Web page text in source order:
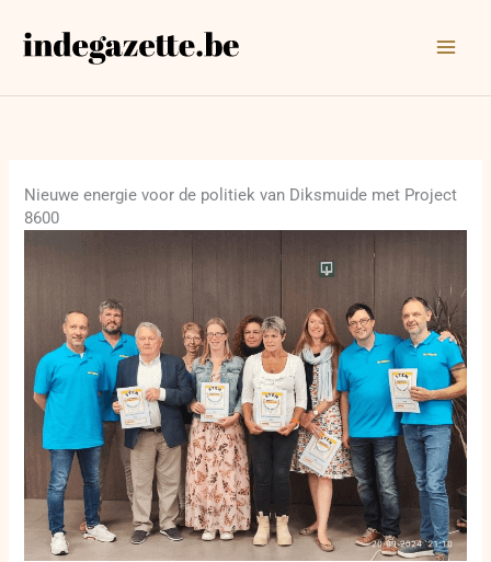
naar
Nieuwe energie voor de politiek van Diksmuide met Project
8600